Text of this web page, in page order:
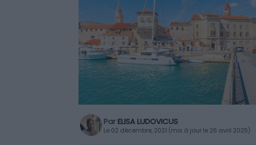
Par ELISA LUDOVICUS
Le 02 décembre, 2021 (mis à jour le 26 avril 2025)